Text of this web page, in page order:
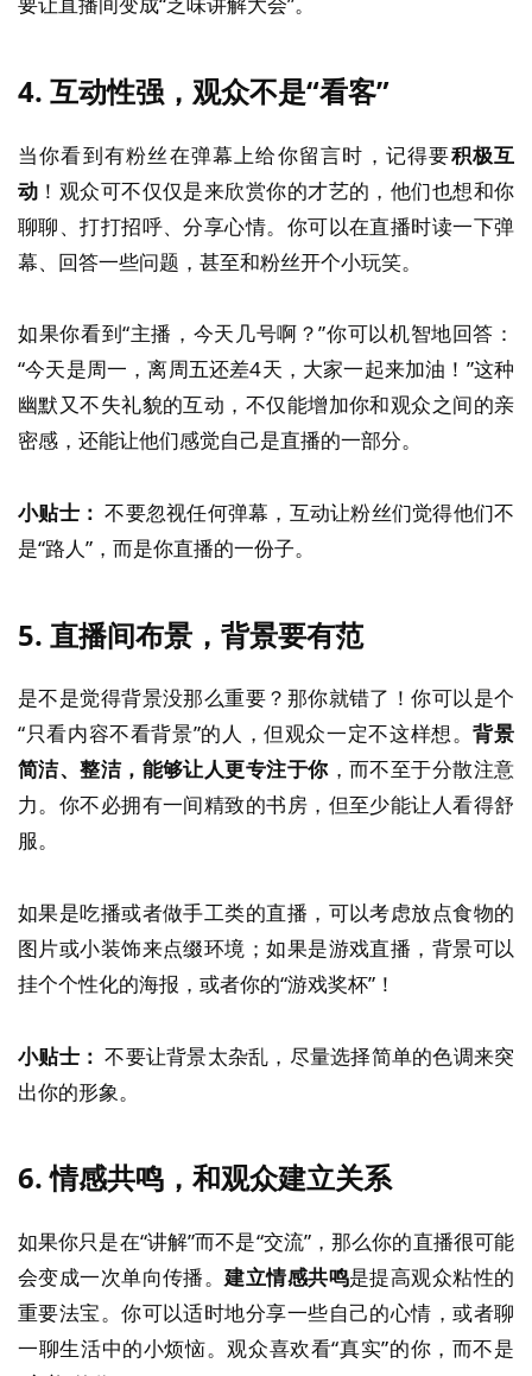
4. 互动性强，观众不是“看客”
当你看到有粉丝在弹幕上给你留言时，记得要积极互
动 ！观众可不仅仅是来欣赏你的才艺的，他们也想和你
聊聊、打打招呼、分享心情。你可以在直播时读一下弹
幕、回答一些问题，甚至和粉丝开个小玩笑。
如果你看到“主播，今天几号啊？”你可以机智地回答：
“今天是周一，离周五还差4天，大家一起来加油！”这种
幽默又不失礼貌的互动，不仅能增加你和观众之间的亲
密感，还能让他们感觉自己是直播的一部分。
小贴士： 不要忽视任何弹幕，互动让粉丝们觉得他们不
是“路人”，而是你直播的一份子。
5. 直播间布景，背景要有范
是不是觉得背景没那么重要？那你就错了！你可以是个
“只看内容不看背景”的人，但观众一定不这样想。背景
简洁、整洁，能够让人更专注于你，而不至于分散注意
力。你不必拥有一间精致的书房，但至少能让人看得舒
服。
如果是吃播或者做手工类的直播，可以考虑放点食物的
图片或小装饰来点缀环境；如果是游戏直播，背景可以
挂个个性化的海报，或者你的“游戏奖杯”！
小贴士： 不要让背景太杂乱，尽量选择简单的色调来突
出你的形象。
6.情感共鸣，和观众建立关系
如果你只是在“讲解”而不是“交流”，那么你的直播很可能
会变成一次单向传播。建立情感共鸣是提高观众粘性的
重要法宝。你可以适时地分享一些自己的心情，或者聊
一聊生活中的小烦恼。观众喜欢看“真实”的你，而不是